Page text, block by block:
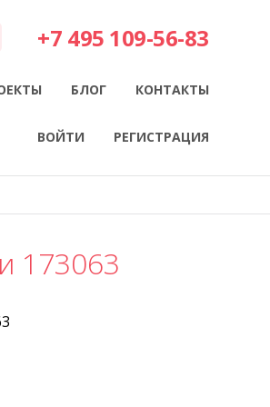
+7 495 109-56-83
БЛОГ КОНТАКТЫ
ВОЙТИ РЕГИСТРАЦИЯ
173063